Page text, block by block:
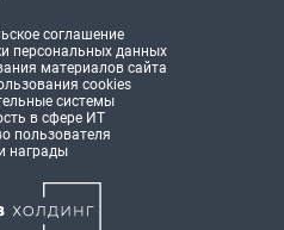
соглашение
персональных данных
материалов сайта
cookies
системы
в сфере ИТ
пользователя
награды